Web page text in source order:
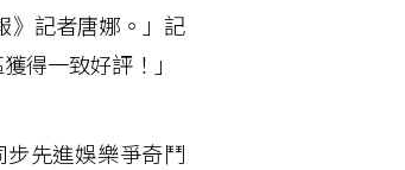
》記者唐娜。」記
得一致好評！」
先進娛樂爭奇鬥